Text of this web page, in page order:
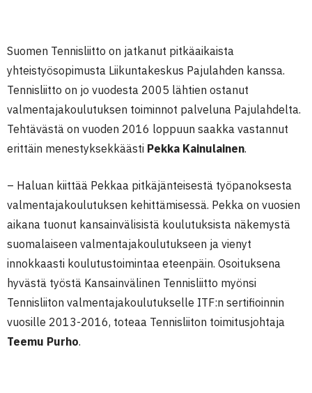
Suomen Tennisliitto on jatkanut pitkäaikaista
yhteistyösopimusta Liikuntakeskus Pajulahden kanssa.
Tennisliitto on jo vuodesta 2005 lähtien ostanut
valmentajakoulutuksen toiminnot palveluna Pajulahdelta.
Tehtävästä on vuoden 2016 loppuun saakka vastannut
erittäin menestyksekkäästi Pekka Kainulainen.
– Haluan kiittää Pekkaa pitkäjänteisestä työpanoksesta
valmentajakoulutuksen kehittämisessä. Pekka on vuosien
aikana tuonut kansainvälisistä koulutuksista näkemystä
suomalaiseen valmentajakoulutukseen ja vienyt
innokkaasti koulutustoimintaa eteenpäin. Osoituksena
hyvästä työstä Kansainvälinen Tennisliitto myönsi
Tennisliiton valmentajakoulutukselle ITF:n sertifioinnin
vuosille 2013-2016, toteaa Tennisliiton toimitusjohtaja
Teemu Purho.